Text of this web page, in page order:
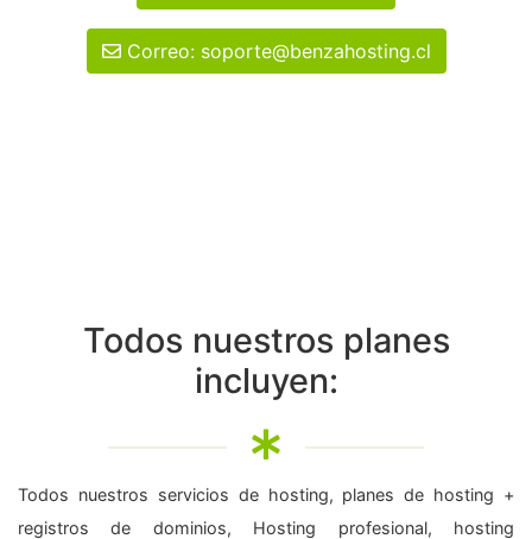
Correo: soporte@benzahosting.cl
Todos nuestros planes
incluyen:
Todos nuestros servicios de hosting, planes de hosting +
registros de dominios, Hosting profesional, hosting